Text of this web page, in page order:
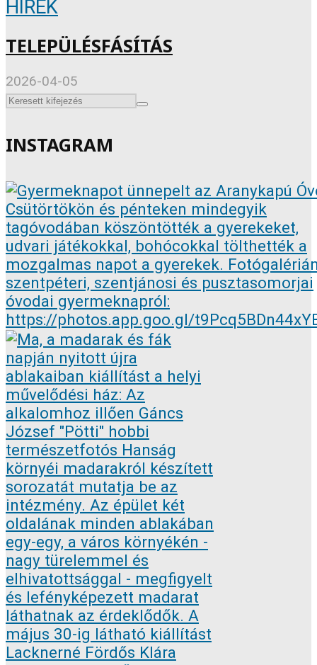
HÍREK
TELEPÜLÉSFÁSÍTÁS
2026-04-05
INSTAGRAM